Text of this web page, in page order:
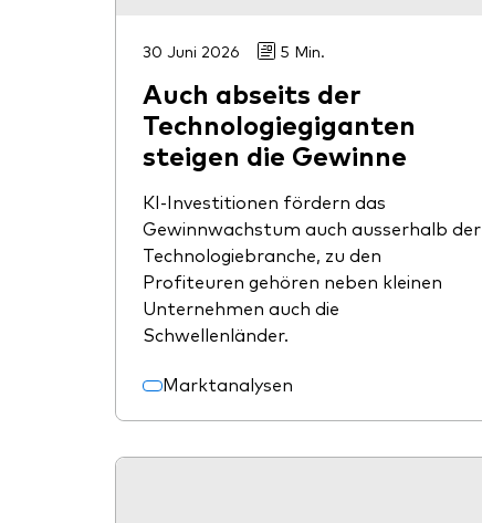
30 Juni 2026 5 Min.
Auch abseits der
Technologiegiganten
steigen die Gewinne
KI-Investitionen fördern das
Gewinnwachstum auch ausserhalb der
Technologiebranche, zu den
Profiteuren gehören neben kleinen
Unternehmen auch die
Schwellenländer.
Marktanalysen